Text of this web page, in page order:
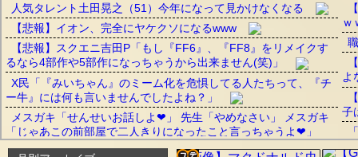
人気タレント土田晃之（51）今年になって見かけなくなる
【悲報】イオン、完全にヤケクソになるwww
【悲報】スクエニ吉田P「もし『FF6』、『FF8』をリメイクす
るなら4部作や5部作になっちゃうから出来ません(笑)」
X民「『みいちゃん』のミーム化を危惧してる人たちって、『チ
ー牛』には何も言いませんでしたよね？」
メスガキ「せんせいお話しよ❤」 先生「やめなさい」 メスガキ
「じゃあこの前部屋で二人きりになったこと言っちゃうよ❤」
ｗ
よ
子